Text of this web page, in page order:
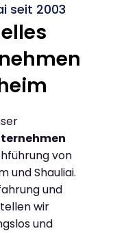
seit 2003
von
und Shauliai.
und
wir
und